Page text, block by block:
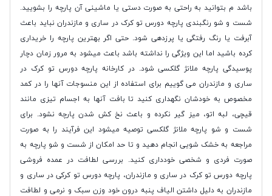
باشد م بتوانید به راحتی به صورت دستی یا ماشینی آن پارچه را بشویید.
شست و شو رنگبندی پارچه دورس تو کرک در ساری و مازندران نباید باعث
آبرفت یا رنگ رفتگی یا پرزدهی شود. حتی اگر بهترین پارچه را خریداری
کرده باشید اما این ویژگی را نداشته باشد باعث میشود به مرور زمان دچار
پوسیدگی پارچه ملانژ گلکسی شود. در کارخانه پارچه دورس تو کرک در
ساری و مازندران می گوییم برای استفاده از این منسوجات آنها را در کمد
مخصوص به خودشان نگهداری کنید تا بافت آنها به اجسام تیزی مانند
قیچی، لبه اتو، میز گیر نکرده و باعث نخ کش شدن پارچه نشود. برای
شست و شو پارچه ملانژ گلکسی توصیه میشود این فرآیند را به صورت
مراجعه به خشک شویی انجام دهید و تا حد امکان از شست و شو پارچه به
صورت فردی و شخصی خودداری کنید. بررسی لطافت در عمده فروشی
پارچه دورس تو کرک در ساری و مازندران، پارچه دورس تو کرکی در ساری و
مازندران به دلیل داشتن الیاف پنبه درون خود وزن سبک و نرمی و لطافت